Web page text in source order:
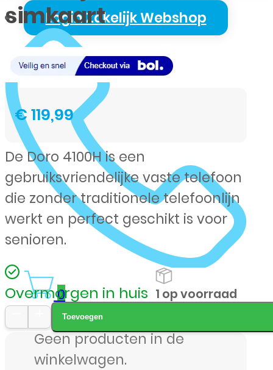
Login Zakelijk Webshop
0
Geen producten in de
winkelwagen.
simkaart
€119,99
De Doro 4100H is een
gebruiksvriendelijke vaste telefoon
die zonder traditionele telefoonlijn
werkt en perfect geschikt is voor
senioren.
Overmorgen in huis
Doro
4100H
Toevoegen
1 op voorraad